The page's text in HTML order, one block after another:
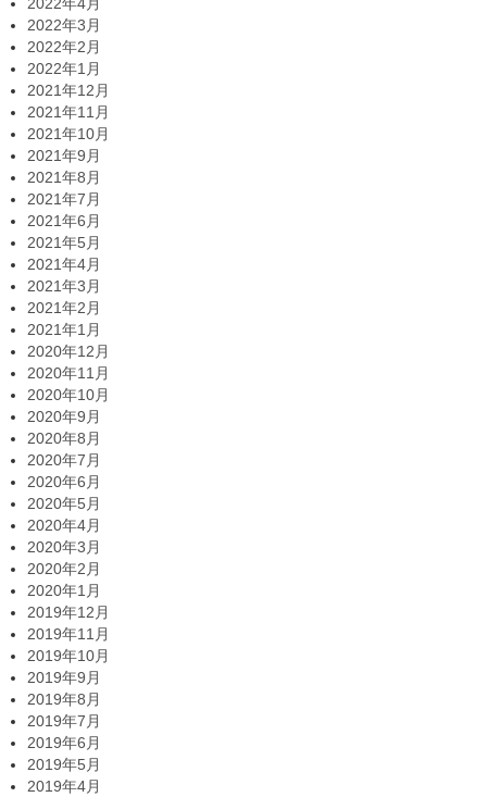
2022年3月
2022年2月
2022年1月
2021年12月
2021年11月
2021年10月
2021年9月
2021年8月
2021年7月
2021年6月
2021年5月
2021年4月
2021年3月
2021年2月
2021年1月
2020年12月
2020年11月
2020年10月
2020年9月
2020年8月
2020年7月
2020年6月
2020年5月
2020年4月
2020年3月
2020年2月
2020年1月
2019年12月
2019年11月
2019年10月
2019年9月
2019年8月
2019年7月
2019年6月
2019年5月
2019年4月